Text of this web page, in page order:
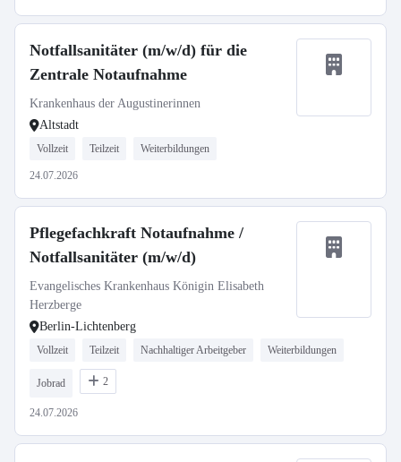
Notfallsanitäter (m/w/d) für die
Zentrale Notaufnahme
Krankenhaus der Augustinerinnen
Altstadt
Vollzeit Teilzeit Weiterbildungen
24.07.2026
Pflegefachkraft Notaufnahme /
Notfallsanitäter (m/w/d)
Evangelisches Krankenhaus Königin Elisabeth
Herzberge
Berlin-Lichtenberg
Vollzeit Teilzeit Nachhaltiger Arbeitgeber Weiterbildungen
Jobrad 2
24.07.2026